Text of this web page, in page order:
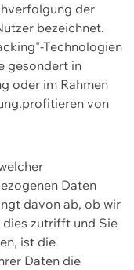
der
bezeichnet.
Technologien
gesondert in
oder im Rahmen
von
Daten
davon ab, ob wir
dies zutrifft und Sie
ist die
Daten die